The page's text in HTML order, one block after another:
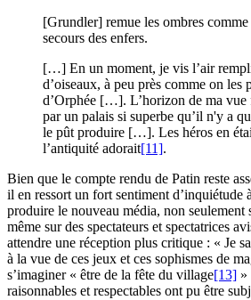
[Grundler] remue les ombres
secours des enfers.
[…] En un moment, je vis l’air
d’oiseaux, à peu près comme on les
d’Orphée […]. L’horizon de ma vue
par un palais si superbe qu’il n'y a
le pût produire […]. Les héros en
l’antiquité adorait[11].
Bien que le compte rendu de Patin reste
il en ressort un fort sentiment d’inquiétude
produire le nouveau média, non seulement
même sur des spectateurs et spectatrices
attendre une réception plus critique : « Je
à la vue de ces jeux et ces sophismes de
s’imaginer « être de la fête du village[13] »
raisonnables et respectables ont pu être